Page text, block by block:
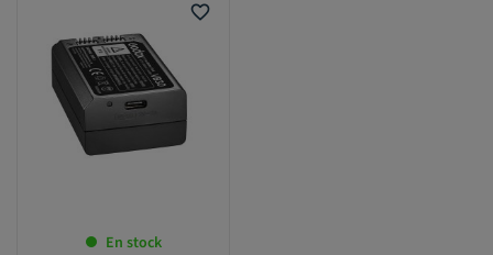
favorite_border
En stock